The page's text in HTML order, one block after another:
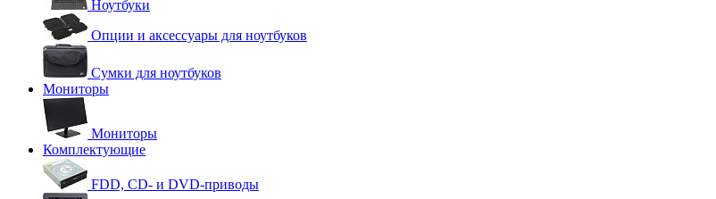
Ноутбуки
Опции и аксессуары для ноутбуков
Сумки для ноутбуков
Мониторы
Мониторы
Комплектующие
FDD, CD- и DVD-приводы